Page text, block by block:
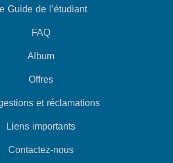
Guide de l’étudiant
FAQ
Album
Offres
et réclamations
Liens importants
Contactez-nous